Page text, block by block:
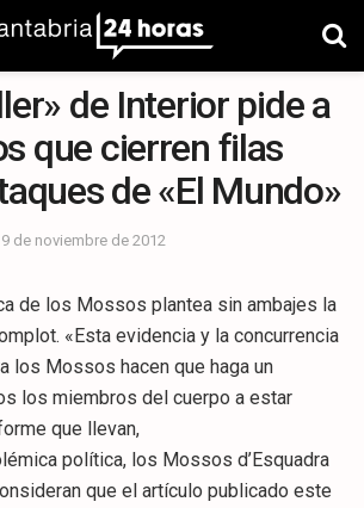
de Interior pide a
que cierren filas
de «El Mundo»
de noviembre de 2012
de los Mossos plantea sin ambajes la
«Esta evidencia y la concurrencia
los Mossos hacen que haga un
los miembros del cuerpo a estar
que llevan,
política, los Mossos d’Esquadra
que el artículo publicado este